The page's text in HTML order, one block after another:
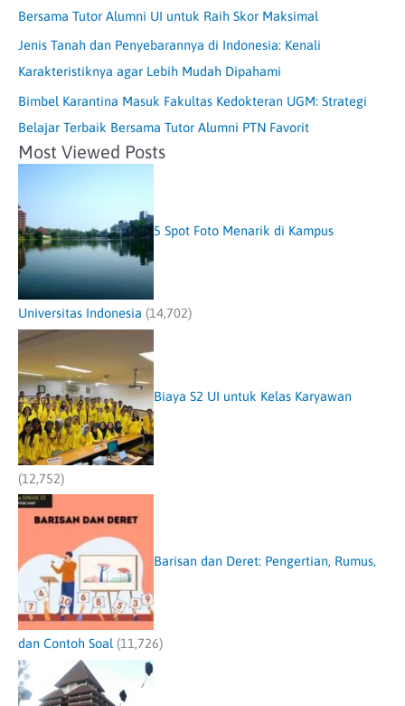
Bersama Tutor Alumni UI untuk Raih Skor Maksimal
Jenis Tanah dan Penyebarannya di Indonesia: Kenali
Karakteristiknya agar Lebih Mudah Dipahami
Bimbel Karantina Masuk Fakultas Kedokteran UGM: Strategi
Belajar Terbaik Bersama Tutor Alumni PTN Favorit
Most Viewed Posts
5 Spot Foto Menarik di Kampus
Universitas Indonesia (14,702)
Biaya S2 UI untuk Kelas Karyawan
(12,752)
Barisan dan Deret: Pengertian, Rumus,
dan Contoh Soal (11,726)